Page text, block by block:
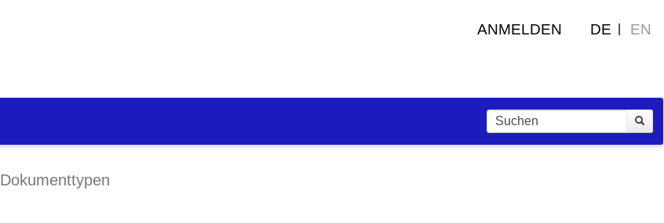
ANMELDEN DE EN
Dokumenttypen